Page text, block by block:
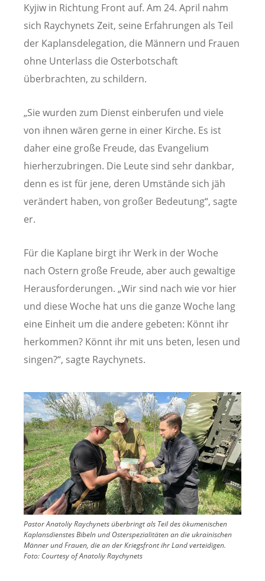
Kyjiw in Richtung Front auf. Am 24. April nahm
sich Raychynets Zeit, seine Erfahrungen als Teil
der Kaplansdelegation, die Männern und Frauen
ohne Unterlass die Osterbotschaft
überbrachten, zu schildern.
„Sie wurden zum Dienst einberufen und viele
von ihnen wären gerne in einer Kirche. Es ist
daher eine große Freude, das Evangelium
hierherzubringen. Die Leute sind sehr dankbar,
denn es ist für jene, deren Umstände sich jäh
verändert haben, von großer Bedeutung“, sagte
er.
Für die Kaplane birgt ihr Werk in der Woche
nach Ostern große Freude, aber auch gewaltige
Herausforderungen. „Wir sind nach wie vor hier
und diese Woche hat uns die ganze Woche lang
eine Einheit um die andere gebeten: Könnt ihr
herkommen? Könnt ihr mit uns beten, lesen und
singen?“, sagte Raychynets.
Image
Pastor Anatoliy Raychynets überbringt als Teil des ökumenischen
Kaplansdienstes Bibeln und Osterspezialitäten an die ukrainischen
Männer und Frauen, die an der Kriegsfront ihr Land verteidigen.
Foto: Courtesy of Anatoliy Raychynets